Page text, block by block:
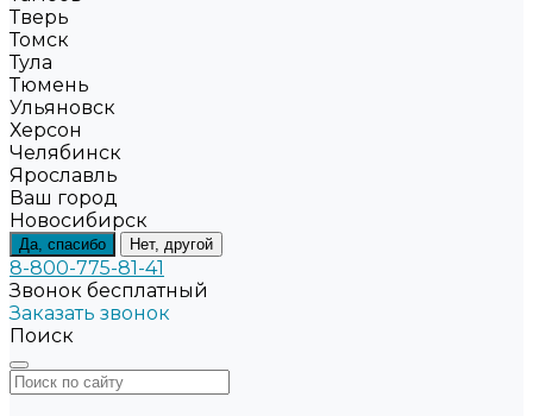
Тверь
Томск
Тула
Тюмень
Ульяновск
Херсон
Челябинск
Ярославль
Ваш город
Новосибирск
Да, спасибо Нет, другой
8-800-775-81-41
Звонок бесплатный
Заказать звонок
Поиск